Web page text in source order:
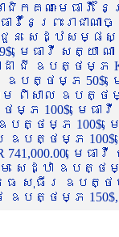
គណៈមេធាវី
ធាវីនៃព្រះរា
ាវី ជួន សេដ្ឋស
េធាវី សត្យា ណ
ដា ជី ឧបត្ថម្ភ
ឧបត្ថម្ភ 50$,
ញឹម ពិសាល ឧបត្ថ
ថម្ភ 100$, មេ
បត្ថម្ភ
ឧបត្ថម្ភ
មេ
សេដ្ឋា ឧបត្ថ
ធីរ ឧបត្ថម្ភ
ឧបត្ថម្ភ 150$,